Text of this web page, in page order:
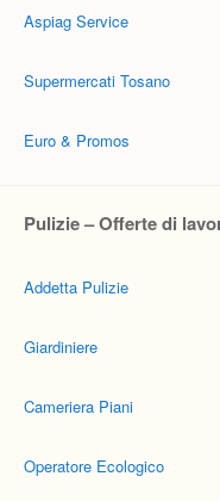
Aspiag Service
Supermercati Tosano
Euro & Promos
Pulizie – Offerte di
Addetta Pulizie
Giardiniere
Cameriera Piani
Operatore Ecologico